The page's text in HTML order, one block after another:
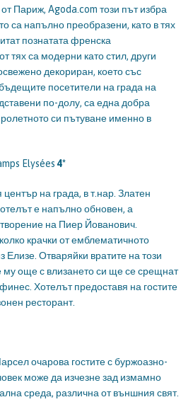
Париж, Agoda.com този път избра
са напълно преобразени, като в тях
познатата френска
тях са модерни като стил, други
декориран, което със
посетители на града на
по-долу, са една добра
си пътуване именно в
Elysées4*
на града, в т.нар. Златен
е напълно обновен, а
на Пиер Йованович.
крачки от емблематичното
Отваряйки вратите на този
му още с влизането си ще се срещнат
Хотелът предоставя на гостите
ресторант.
очарова гостите с буржоазно-
може да изчезне зад измамно
среда, различна от външния свят.